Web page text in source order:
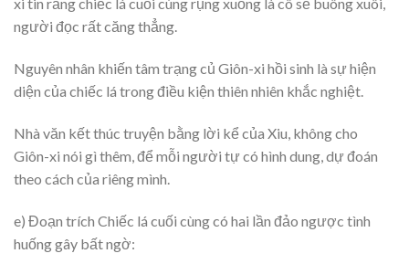
xi tin rằng chiếc lá cuối cùng rụng xuống là cô sẽ buông xuôi,
người đọc rất căng thẳng.
Nguyên nhân khiến tâm trạng củ Giôn-xi hồi sinh là sự hiện
diện của chiếc lá trong điều kiện thiên nhiên khắc nghiệt.
Nhà văn kết thúc truyện bằng lời kể của Xiu, không cho
Giôn-xi nói gì thêm, để mỗi người tự có hình dung, dự đoán
theo cách của riêng mình.
e) Đoạn trích Chiếc lá cuối cùng có hai lần đảo ngược tình
huống gây bất ngờ: